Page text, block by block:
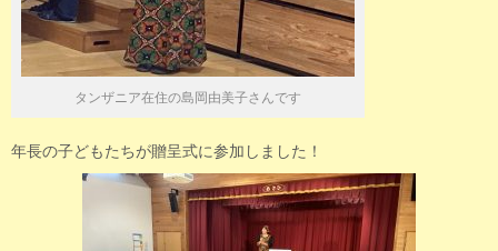
タンザニア在住の島岡由美子さんです
年長の子どもたちが贈呈式に参加しました！